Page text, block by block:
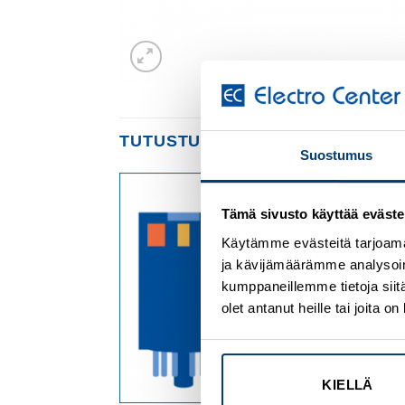
Suostumus
Tämä sivusto käyttää
Käytämme evästeitä
ja kävijämäärämme
kumppaneillemme tietoja
olet antanut heille tai joita
KIELLÄ
TUTUSTU MYÖS
Add to